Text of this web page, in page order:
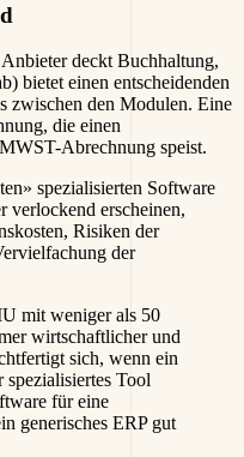
deckt Buchhaltung,
bietet einen entscheidenden
zwischen den Modulen. Eine
die einen
Abrechnung speist.
spezialisierten Software
verlockend erscheinen,
Risiken der
der
mit weniger als 50
wirtschaftlicher und
sich, wenn ein
spezialisiertes Tool
für eine
generisches ERP gut